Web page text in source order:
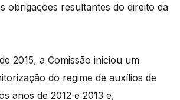
obrigações resultantes do direito da
2015, a Comissão iniciou um
do regime de auxílios de
anos de 2012 e 2013 e,